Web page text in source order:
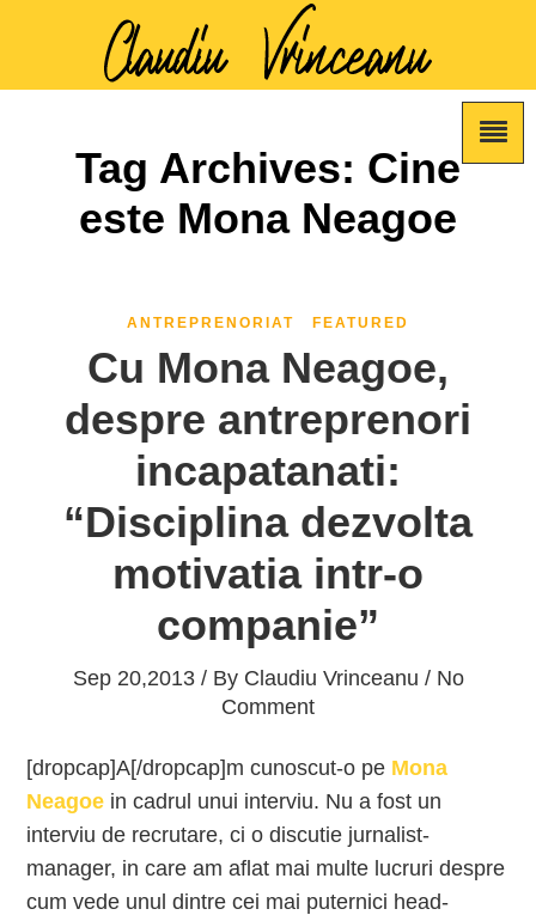
Tag Archives: Cine
este Mona Neagoe
ANTREPRENORIAT FEATURED
Cu Mona Neagoe,
despre antreprenori
incapatanati:
“Disciplina dezvolta
motivatia intr-o
companie”
Sep 20,2013 / By Claudiu Vrinceanu / No
Comment
[dropcap]A[/dropcap]m cunoscut-o pe Mona
Neagoe in cadrul unui interviu. Nu a fost un
interviu de recrutare, ci o discutie jurnalist-
manager, in care am aflat mai multe lucruri despre
cum vede unul dintre cei mai puternici head-